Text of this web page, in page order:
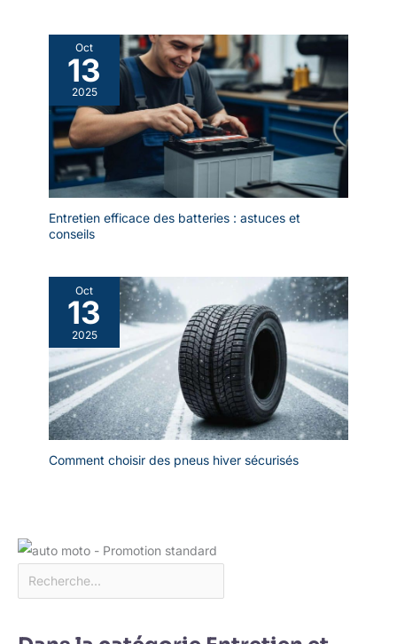
Oct
13
2025
Entretien efficace des batteries : astuces et
conseils
Oct
13
2025
Comment choisir des pneus hiver sécurisés